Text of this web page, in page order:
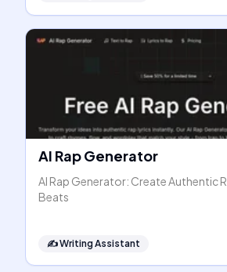
AI Rap Generator
AI Rap Generator: Create Authentic
Beats
✍️Writing Assistant